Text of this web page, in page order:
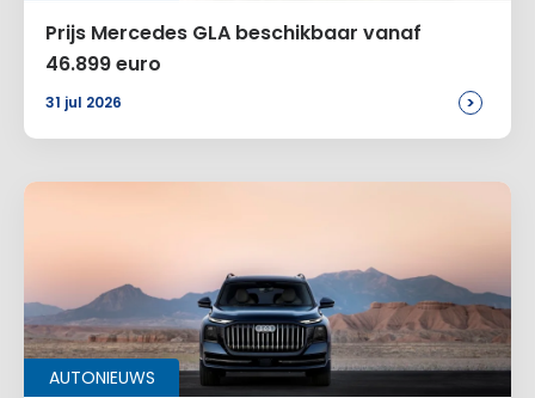
Prijs Mercedes GLA beschikbaar vanaf
46.899 euro
31 jul 2026 >
AUTONIEUWS